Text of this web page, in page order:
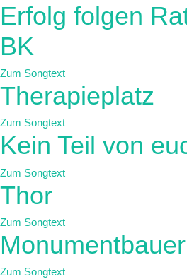
Erfolg folgen
BK
Zum Songtext
Therapieplatz
Zum Songtext
Kein Teil von
Zum Songtext
Thor
Zum Songtext
Monumentbauer
Zum Songtext